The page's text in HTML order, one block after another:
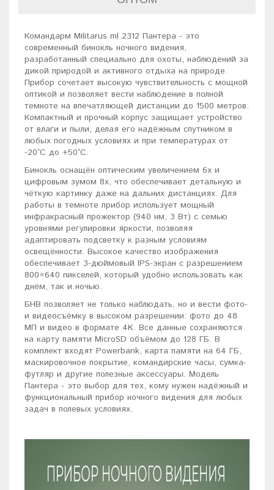
Командарм Militarus ml 2312 Пантера - это
современный бинокль ночного видения,
разработанный специально для охоты, наблюдений за
дикой природой и активного отдыха на природе.
Прибор сочетает высокую чувствительность с мощной
оптикой и позволяет вести наблюдение в полной
темноте на впечатляющей дистанции до 1500 метров.
Компактный и прочный корпус защищает устройство
от влаги и пыли, делая его надёжным спутником в
любых погодных условиях и при температурах от
-20°C до +50°C.
Бинокль оснащён оптическим увеличением 6х и
цифровым зумом 8х, что обеспечивает детальную и
чёткую картинку даже на дальних дистанциях. Для
работы в темноте прибор использует мощный
инфракрасный прожектор (940 нм, 3 Вт) с семью
уровнями регулировки яркости, позволяя
адаптировать подсветку к разным условиям
освещённости. Высокое качество изображения
обеспечивает 3-дюймовый IPS-экран с разрешением
800×640 пикселей, который удобно использовать как
днём, так и ночью.
БНВ позволяет не только наблюдать, но и вести фото-
и видеосъёмку в высоком разрешении: фото до 48
МП и видео в формате 4K. Все данные сохраняются
на карту памяти MicroSD объёмом до 128 ГБ. В
комплект входят Powerbank, карта памяти на 64 ГБ,
маскировочное покрытие, командирские часы, сумка-
футляр и другие полезные аксессуары. Модель
Пантера - это выбор для тех, кому нужен надёжный и
функциональный прибор ночного видения для любых
задач в полевых условиях.